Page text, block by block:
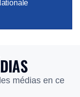
médias en ce